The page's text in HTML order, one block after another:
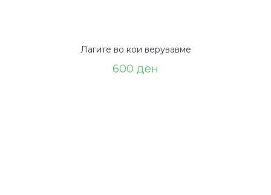
Лагите вo кои верувавме
600 ден